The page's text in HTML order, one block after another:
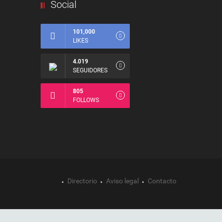
Social
101,000
LIKES
4.019
SEGUIDORES
805
FOLLOWS
Directorio Aviso legal Contacto